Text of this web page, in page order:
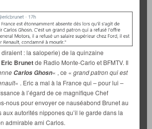
diraient : la saloperie) de la quinzaine
Eric Brunetde Radio Monte-Carlo et BFMTV. Il
Carlos Ghosn« , ce « grand patron qui est
« . Eric a mal à la France qui – pour lui –
à l’égard de ce magnifique Chef
nous pour envoyer ce nauséabond Brunet au
autorités nippones qu’il le garde dans la
admirable ami Carlos.